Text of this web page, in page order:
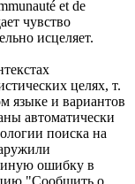
et de
чувство
исцеляет.
целях, т.
языке и вариантов
автоматически
поиска на
ошибку в